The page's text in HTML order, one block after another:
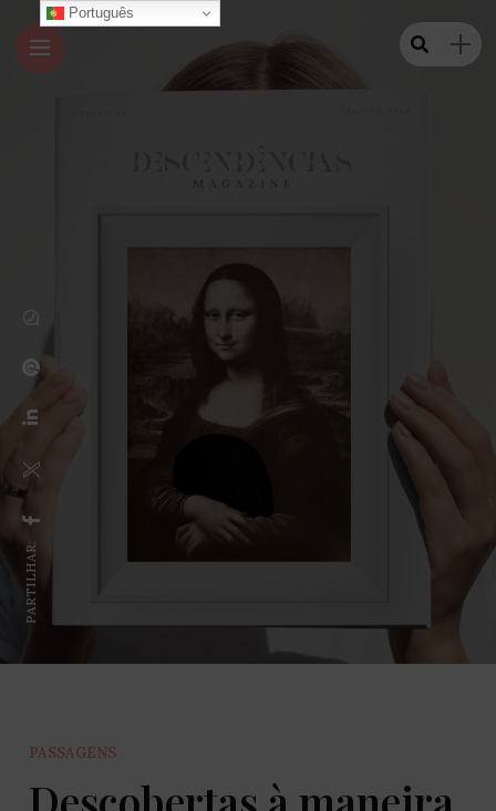
PARTILHAR:
PASSAGENS
Português